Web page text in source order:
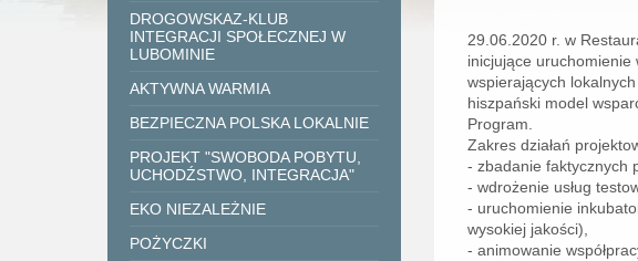
29.06.2020 r. w
inicjujące uruchomienie
wspierających
hiszpański model
Program.
Zakres działań
- zbadanie faktycznych
- wdrożenie usług
- uruchomienie
wysokiej jakości),
- animowanie
DROGOWSKAZ-KLUB
INTEGRACJI SPOŁECZNEJ W
LUBOMINIE
AKTYWNA WARMIA
BEZPIECZNA POLSKA LOKALNIE
PROJEKT "SWOBODA POBYTU,
UCHODŹSTWO, INTEGRACJA"
EKO NIEZALEŻNIE
POŻYCZKI